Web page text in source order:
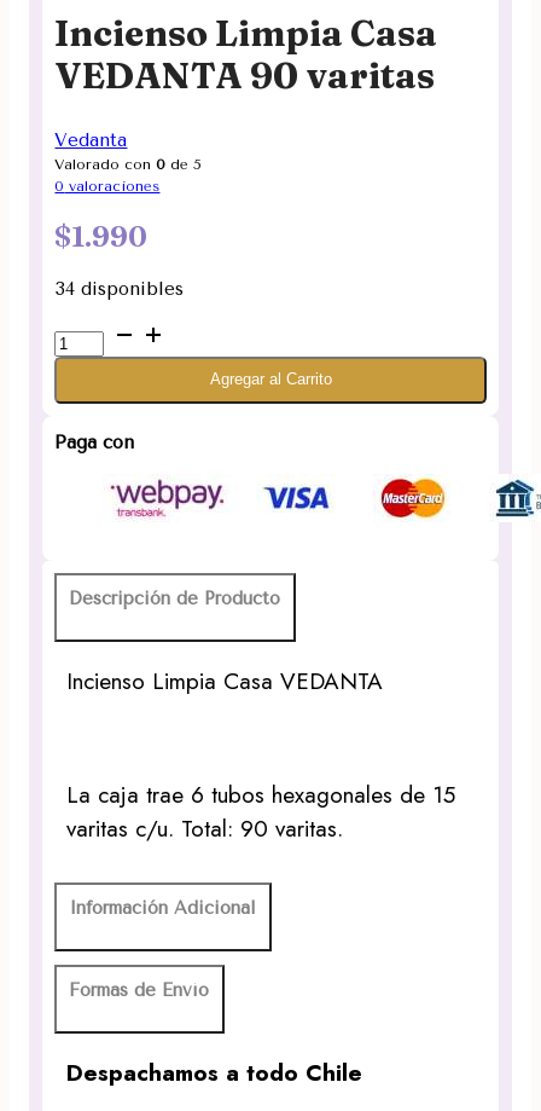
Incienso Limpia Casa
VEDANTA 90 varitas
Vedanta
Valorado con0 de 5
0 valoraciones
$1.990
34 disponibles
Incienso
Limpia
90
cantidad
Agregar al Carrito
Paga con
Descripción de Producto
Incienso Limpia Casa VEDANTA
La caja trae 6 tubos hexagonales de 15
varitas c/u. Total: 90 varitas.
Información Adicional
Formas de Envío
Despachamos a todo Chile